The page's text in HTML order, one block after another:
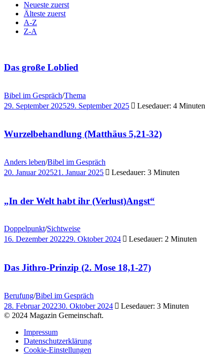
Neueste zuerst
Älteste zuerst
A-Z
Z-A
Das große Loblied
Bibel im Gespräch/Thema
29. September 202529. September 2025 Lesedauer: 4 Minuten
Wurzelbehandlung (Matthäus 5,21-32)
Anders leben/Bibel im Gespräch
20. Januar 202521. Januar 2025 Lesedauer: 3 Minuten
„In der Welt habt ihr (Verlust)Angst“
Doppelpunkt/Sichtweise
16. Dezember 202229. Oktober 2024 Lesedauer: 2 Minuten
Das Jithro-Prinzip (2. Mose 18,1-27)
Berufung/Bibel im Gespräch
28. Februar 202230. Oktober 2024
Lesedauer: 3 Minuten
© 2024 Magazin Gemeinschaft.
Impressum
Datenschutzerklärung
Cookie-Einstellungen